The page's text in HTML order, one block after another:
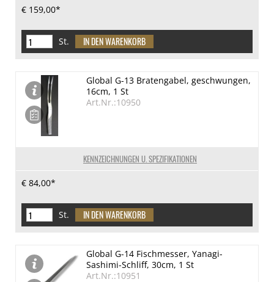
€ 159,00*
St.
KENNZEICHNUNGEN U. SPEZIFIKATIONEN
Global G-13 Bratengabel, geschwungen,
16cm, 1 St
Art.Nr.:10950
€ 84,00*
St.
Global G-14 Fischmesser, Yanagi-
Sashimi-Schliff, 30cm, 1 St
Art.Nr.:10951